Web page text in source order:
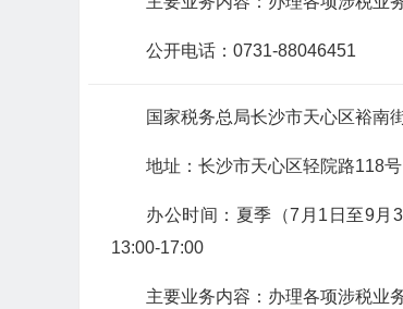
公开电话：0731-88046451
国家税务总局长沙市天心区裕南
地址：长沙市天心区轻院路118号
办公时间：夏季（7月1日至9
13:00-17:00
主要业务内容：办理各项涉税业